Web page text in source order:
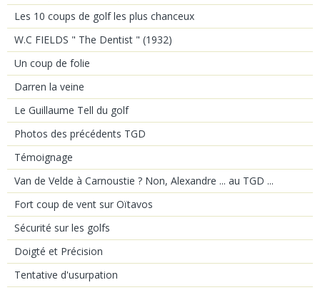
Les 10 coups de golf les plus chanceux
W.C FIELDS " The Dentist " (1932)
Un coup de folie
Darren la veine
Le Guillaume Tell du golf
Photos des précédents TGD
Témoignage
Van de Velde à Carnoustie ? Non, Alexandre ... au TGD ...
Fort coup de vent sur Oïtavos
Sécurité sur les golfs
Doigté et Précision
Tentative d'usurpation